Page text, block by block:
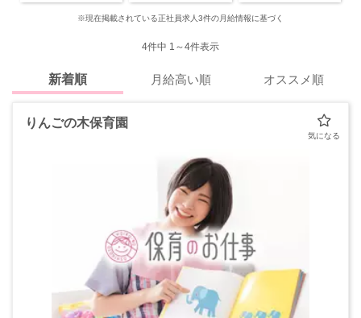
※現在掲載されている正社員求人3件の月給情報に基づく
4件中 1～4件表示
新着順 月給高い順 オススメ順
りんごの木保育園